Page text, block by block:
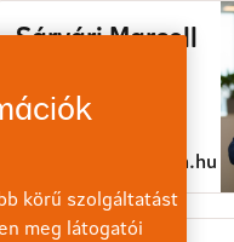
Sárvári Marcell
kommunikációs
menedzser
sarvari.marcell@nn.hu
körű szolgáltatást
meg látogatói